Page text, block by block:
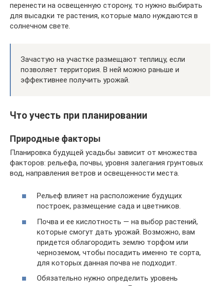
перенести на освещенную сторону, то нужно выбирать
для высадки те растения, которые мало нуждаются в
солнечном свете.
Зачастую на участке размещают теплицу, если
позволяет территория. В ней можно раньше и
эффективнее получить урожай.
Что учесть при планировании
Природные факторы
Планировка будущей усадьбы зависит от множества
факторов: рельефа, почвы, уровня залегания грунтовых
вод, направления ветров и освещенности места.
Рельеф влияет на расположение будущих
построек, размещение сада и цветников.
Почва и ее кислотность — на выбор растений,
которые смогут дать урожай. Возможно, вам
придется облагородить землю торфом или
черноземом, чтобы посадить именно те сорта,
для которых данная почва не подходит.
Обязательно нужно определить уровень